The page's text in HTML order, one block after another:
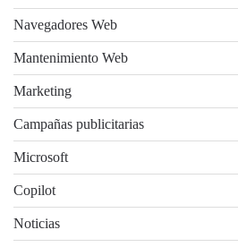
Navegadores Web
Mantenimiento Web
Marketing
Campañas publicitarias
Microsoft
Copilot
Noticias